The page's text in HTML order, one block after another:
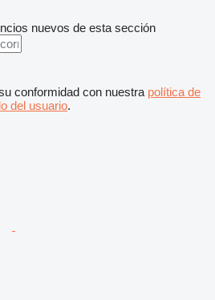
nuevos de esta sección
conformidad con nuestra política de
del usuario.